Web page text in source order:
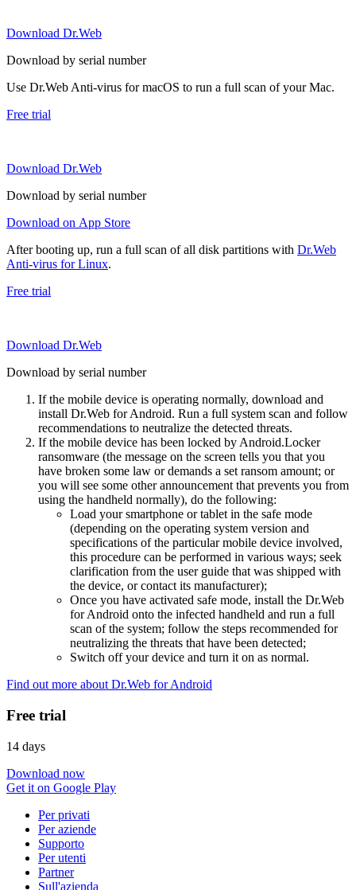
Download Dr.Web
Download by serial number
Use Dr.Web Anti-virus for macOS to run a full scan of your Mac.
Free trial
Download Dr.Web
Download by serial number
Download on App Store
After booting up, run a full scan of all disk partitions with Dr.Web
Anti-virus for Linux.
Free trial
Download Dr.Web
Download by serial number
If the mobile device is operating normally, download and
install Dr.Web for Android. Run a full system scan and follow
recommendations to neutralize the detected threats.
If the mobile device has been locked by Android.Locker
ransomware (the message on the screen tells you that you
have broken some law or demands a set ransom amount; or
you will see some other announcement that prevents you from
using the handheld normally), do the following:
Load your smartphone or tablet in the safe mode
(depending on the operating system version and
specifications of the particular mobile device involved,
this procedure can be performed in various ways; seek
clarification from the user guide that was shipped with
the device, or contact its manufacturer);
Once you have activated safe mode, install the Dr.Web
for Android onto the infected handheld and run a full
scan of the system; follow the steps recommended for
neutralizing the threats that have been detected;
Switch off your device and turn it on as normal.
Find out more about Dr.Web for Android
Free trial
14 days
Download now
Get it on Google Play
Per privati
Per aziende
Supporto
Per utenti
Partner
Sull'azienda